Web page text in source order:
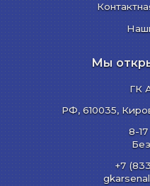
Мы
ГК
РФ, 610035,
8-
+7